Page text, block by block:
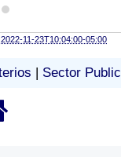
2022-11-23T10:04:00-05:00
Sector